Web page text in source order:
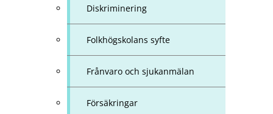
Diskriminering
Folkhögskolans syfte
Frånvaro och sjukanmälan
Försäkringar